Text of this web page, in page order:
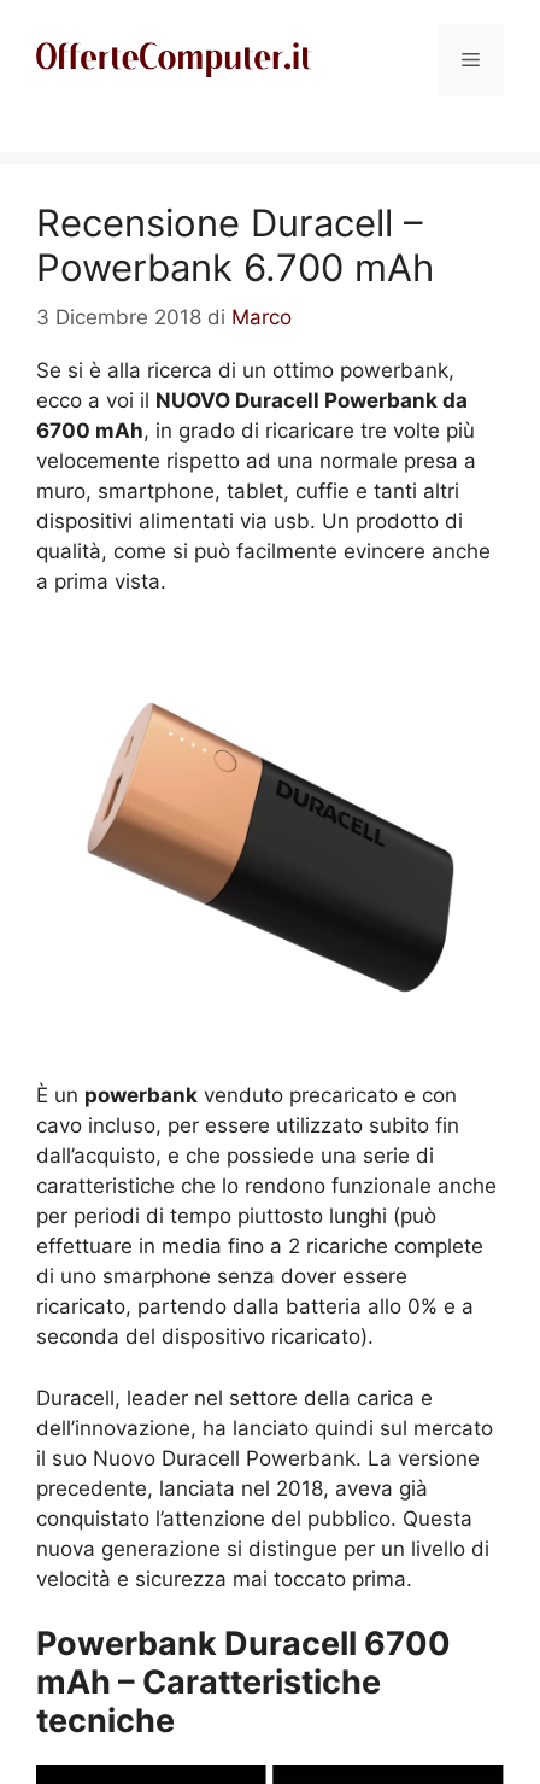
contenuto
Menu
Recensione Duracell –
Powerbank 6.700 mAh
3 Dicembre 2018 di Marco
Se si è alla ricerca di un ottimo powerbank,
ecco a voi il NUOVO Duracell Powerbank da
6700 mAh, in grado di ricaricare tre volte più
velocemente rispetto ad una normale presa a
muro, smartphone, tablet, cuffie e tanti altri
dispositivi alimentati via usb. Un prodotto di
qualità, come si può facilmente evincere anche
a prima vista.
È un powerbank venduto precaricato e con
cavo incluso, per essere utilizzato subito fin
dall’acquisto, e che possiede una serie di
caratteristiche che lo rendono funzionale anche
per periodi di tempo piuttosto lunghi (può
effettuare in media fino a 2 ricariche complete
di uno smarphone senza dover essere
ricaricato, partendo dalla batteria allo 0% e a
seconda del dispositivo ricaricato).
Duracell, leader nel settore della carica e
dell’innovazione, ha lanciato quindi sul mercato
il suo Nuovo Duracell Powerbank. La versione
precedente, lanciata nel 2018, aveva già
conquistato l’attenzione del pubblico. Questa
nuova generazione si distingue per un livello di
velocità e sicurezza mai toccato prima.
Powerbank Duracell 6700
mAh – Caratteristiche
tecniche